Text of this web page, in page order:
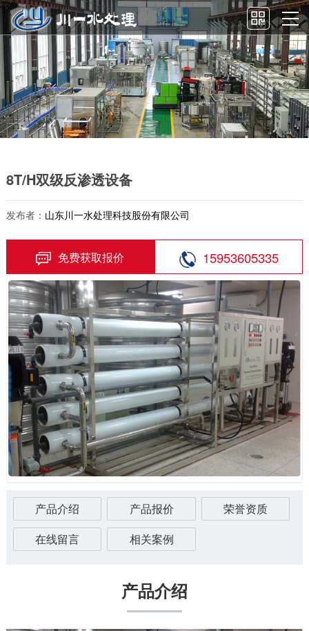
8T/H双级反渗透设备
发布者： 山东川一水处理科技股份有限公司
免费获取报价 15953605335
产品介绍 产品报价
荣誉资质
在线留言
相关案例
产品介绍